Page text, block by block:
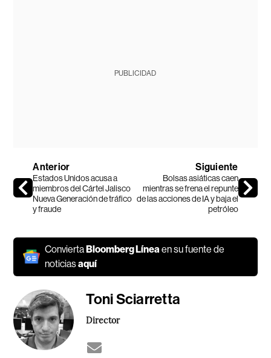
PUBLICIDAD
Anterior
Estados Unidos acusa a
miembros del Cártel Jalisco
Nueva Generación de tráfico
y fraude
Siguiente
Bolsas asiáticas caen
mientras se frena el repunte
de las acciones de IA y baja el
petróleo
ConviertaBloomberg Línea en su fuente de
noticiasaquí
Toni Sciarretta
Director